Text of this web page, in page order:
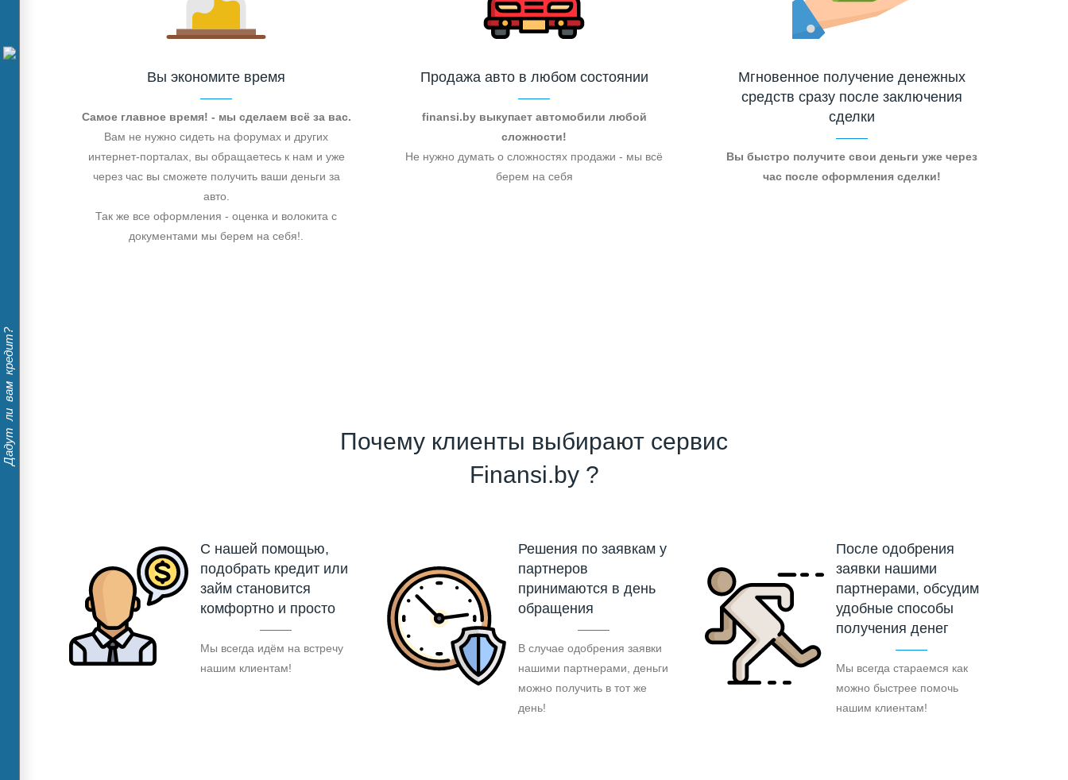
Дадут ли вам кредит?
Вы экономите время
Самое главное время! - мы сделаем всё за вас.
Вам не нужно сидеть на форумах и других
интернет-порталах, вы обращаетесь к нам и уже
через час вы сможете получить ваши деньги за
авто.
Так же все оформления - оценка и волокита с
документами мы берем на себя!.
Продажа авто в любом состоянии
finansi.by выкупает автомобили любой
сложности!
Не нужно думать о сложностях продажи - мы всё
берем на себя
Мгновенное получение денежных
средств сразу после заключения
сделки
Вы быстро получите свои деньги уже через
час после оформления сделки!
Почему клиенты выбирают сервис
Finansi.by ?
С нашей помощью,
подобрать кредит или
займ становится
комфортно и просто
Мы всегда идём на встречу
нашим клиентам!
Решения по заявкам у
партнеров
принимаются в день
обращения
В случае одобрения заявки
нашими партнерами, деньги
можно получить в тот же
день!
После одобрения
заявки нашими
партнерами, обсудим
удобные способы
получения денег
Мы всегда стараемся как
можно быстрее помочь
нашим клиентам!